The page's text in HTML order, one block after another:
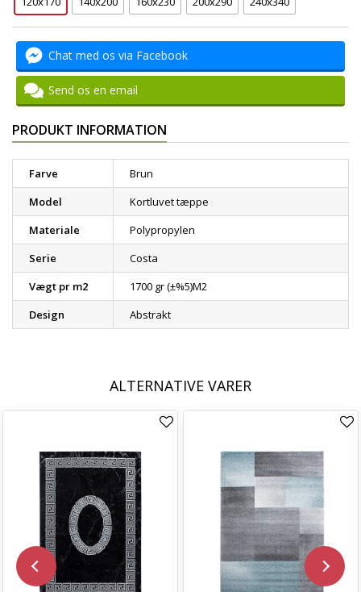
Chat med os via Facebook
Send os en email
PRODUKT INFORMATION
Farve
Brun
Model
Kortluvet tæppe
Materiale
Polypropylen
Serie
Costa
Vægt pr m2
1700 gr (±%5)M2
Design
Abstrakt
ALTERNATIVE VARER